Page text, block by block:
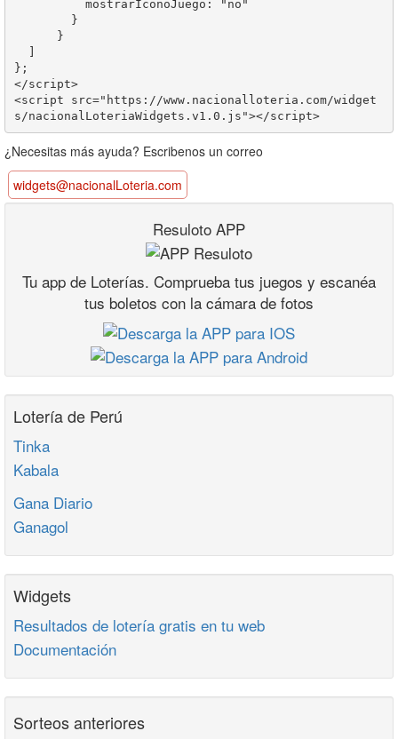
};
</script>
<script src="https://www.nacionalloteria.com/widget
¿Necesitas más ayuda? Escribenos un correo
widgets@nacionalLoteria.com
Resuloto APP
Tu app de Loterías. Comprueba tus juegos y escanéa
tus boletos con la cámara de fotos
Lotería de Perú
Tinka
Kabala
Gana Diario
Ganagol
Widgets
Resultados de lotería gratis en tu web
Documentación
Sorteos anteriores